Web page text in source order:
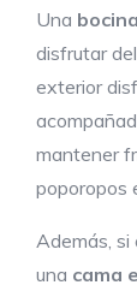
Una bocina
disfrutar
exterior
mantener
poporopos
Además, si
una cama